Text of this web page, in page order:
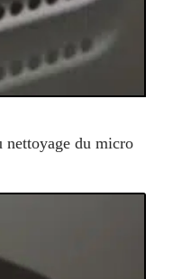
nettoyage du micro